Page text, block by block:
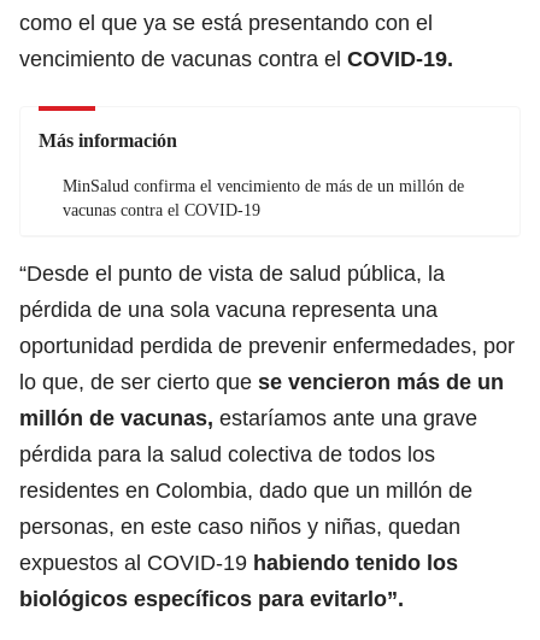
como el que ya se está presentando con el
vencimiento de vacunas contra el COVID-19.
Más información
MinSalud confirma el vencimiento de más de un millón de
vacunas contra el COVID-19
“Desde el punto de vista de salud pública, la
pérdida de una sola vacuna representa una
oportunidad perdida de prevenir enfermedades, por
lo que, de ser cierto que se vencieron más de un
millón de vacunas, estaríamos ante una grave
pérdida para la salud colectiva de todos los
residentes en Colombia, dado que un millón de
personas, en este caso niños y niñas, quedan
expuestos al COVID-19 habiendo tenido los
biológicos específicos para evitarlo”.